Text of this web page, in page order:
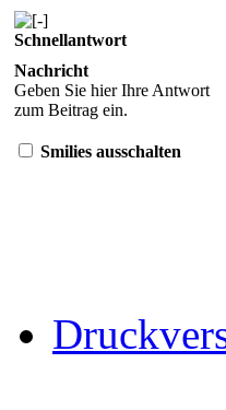
Schnellantwort
Nachricht
Geben Sie hier Ihre Antwort
zum Beitrag ein.
Smilies ausschalten